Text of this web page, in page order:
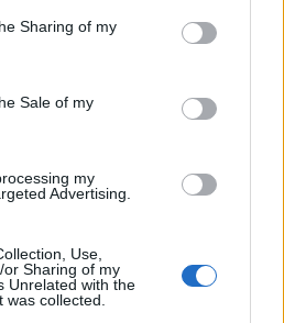
Sharing of my
Sale of my
my
Advertising.
Use,
Sharing of my
Unrelated with the
collected.
la
de
deși ar fi